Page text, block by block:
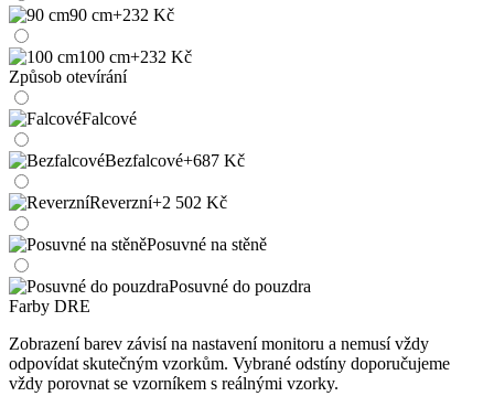
90 cm+232 Kč
100 cm+232 Kč
Způsob otevírání
Falcové
Bezfalcové+687 Kč
Reverzní+2 502 Kč
Posuvné na stěně
Posuvné do pouzdra
Farby DRE
Zobrazení barev závisí na nastavení monitoru a nemusí vždy
odpovídat skutečným vzorkům. Vybrané odstíny doporučujeme
vždy porovnat se vzorníkem s reálnými vzorky.